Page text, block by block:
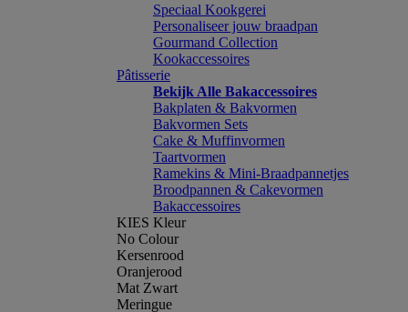
Speciaal Kookgerei
Personaliseer jouw braadpan
Gourmand Collection
Kookaccessoires
Pâtisserie
Bekijk Alle Bakaccessoires
Bakplaten & Bakvormen
Bakvormen Sets
Cake & Muffinvormen
Taartvormen
Ramekins & Mini-Braadpannetjes
Broodpannen & Cakevormen
Bakaccessoires
KIES Kleur
No Colour
Kersenrood
Oranjerood
Mat Zwart
Meringue